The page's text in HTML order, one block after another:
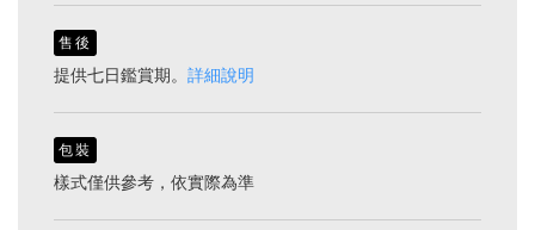
售後
提供七日鑑賞期。 詳細說明
包裝
樣式僅供參考，依實際為準